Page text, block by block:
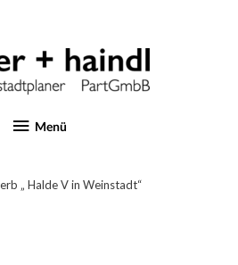
Menü
„ Halde V in Weinstadt“